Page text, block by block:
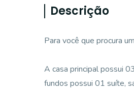
Descrição
Para você que procura
A casa principal possui
fundos possui 01 suíte,